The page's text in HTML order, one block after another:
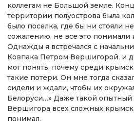
коллегам не Большой земле.
территории полуострова была
было поселка, где бы ни стояли
сожалению, не все это понимали
Однажды я встречался с
Ковпака Петром Вершигорой, и
мог понять, почему среди
такие потери. Он мне тогда
сидели и ждали, чтобы их
Белоруси…» Даже такой опытный
Вершигора всех сложных
понимал.